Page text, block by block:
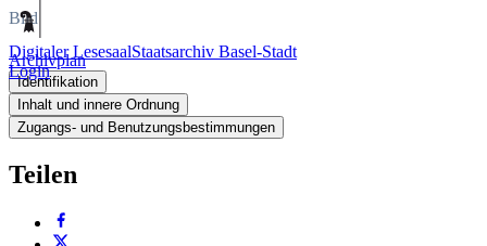
Digitaler LesesaalStaatsarchiv Basel-Stadt
Login
Bild
Archivplan
Identifikation
Inhalt und innere Ordnung
Zugangs- und Benutzungsbestimmungen
Teilen